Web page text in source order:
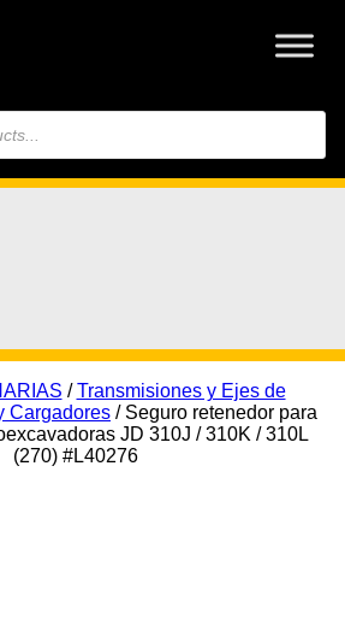
/Transmisiones y Ejes de
Cargadores / Seguro retenedor para
JD 310J / 310K / 310L
(270) #L40276